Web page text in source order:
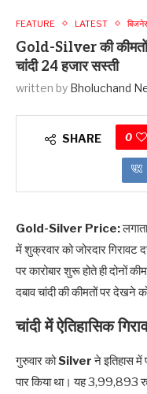
FEATURE LATEST
Gold-Silver की कीमतों
चांदी 24 हजार सस्ती
written by Bholuchand
SHARE 0
Gold-Silver Price:
में शुक्रवार को जोरदार
पर कारोबार शुरू होते ही दोनों
दबाव चांदी की कीमतों पर देखने
चांदी में ऐतिहासिक
गुरुवार कोSilverने इतिहास में
पार किया था। यह 3,99,893